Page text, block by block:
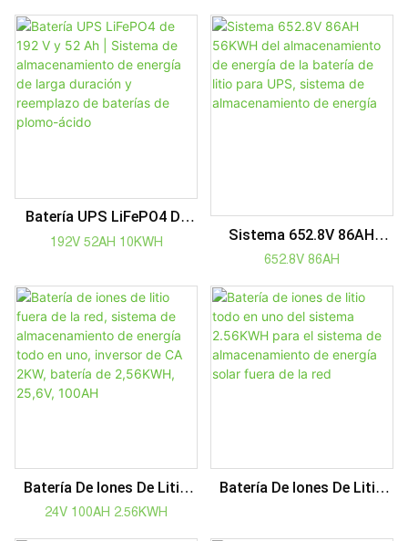
Telecomunicaciones De La
Torre 5G
Almacenamiento De
Energía De Larga Duración
Y Reemplazo De Baterías
De Plomo-Ácido
Batería UPS LiFePO4 De
192 V Y 52 Ah | Sistema De
Energía De Larga Duración
Y Reemplazo De Baterías
De Plomo-Ácido
192V 52AH 10KWH
Sistema 652.8V 86AH
56KWH Del
Energía De La Batería De
Litio Para UPS, Sistema
De Almacenamiento De
Energía
652.8V 86AH
Batería De Iones De Litio
Fuera De La Red, Sistema
24V 100AH 2.56KWH
Batería De Iones De Litio